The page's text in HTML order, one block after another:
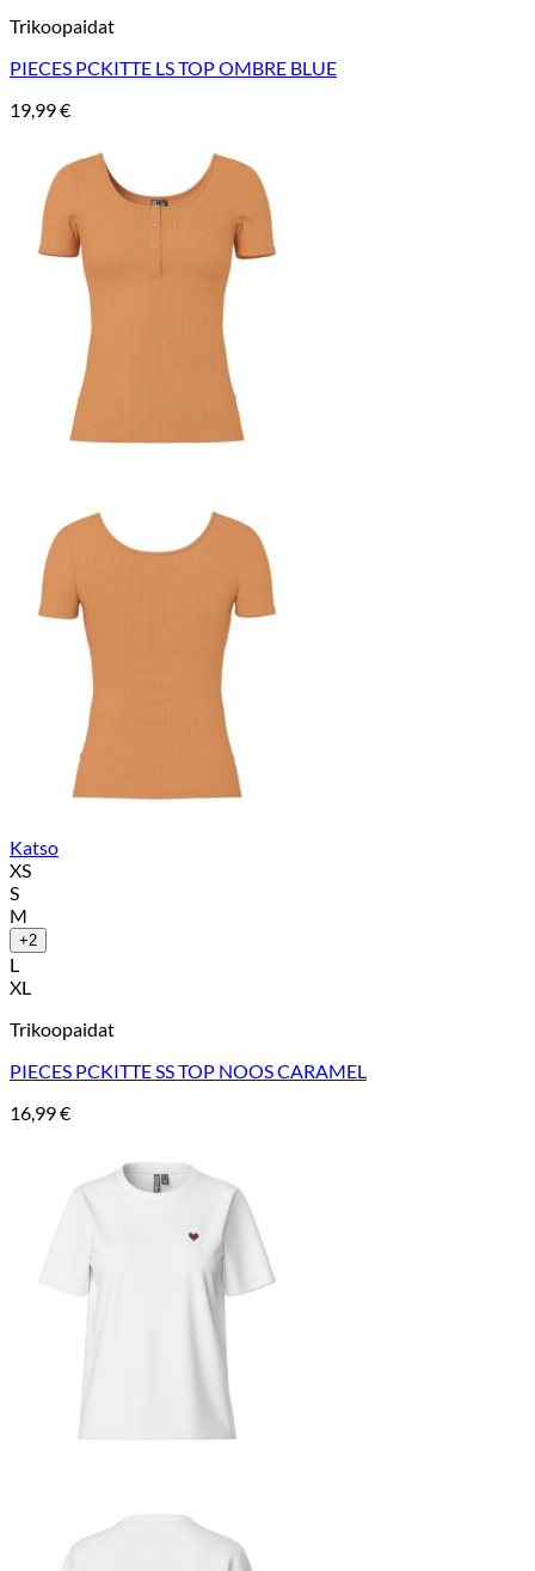
Trikoopaidat
PIECES PCKITTE LS TOP OMBRE BLUE
19,99€
Katso
XS
S
M
+2
L
XL
Trikoopaidat
PIECES PCKITTE SS TOP NOOS CARAMEL
16,99€